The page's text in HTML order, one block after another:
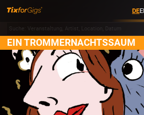
DE
EIN TROMMERNACHTSSAUM